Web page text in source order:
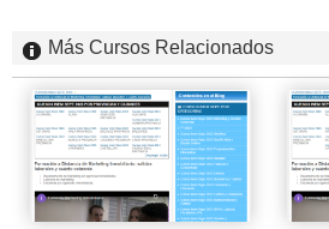
Más Cursos Relacionados